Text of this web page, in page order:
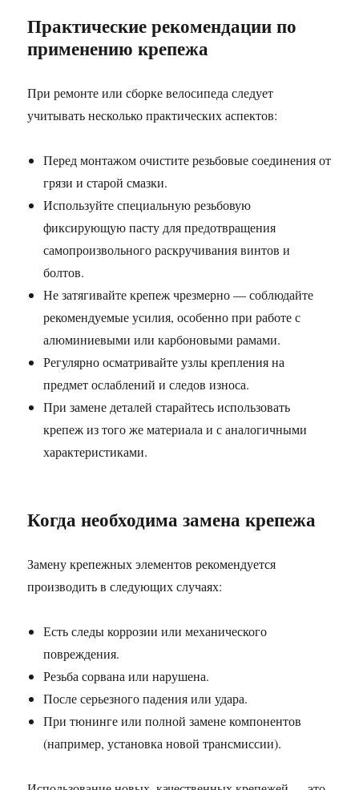
Практические рекомендации по
применению крепежа
При ремонте или сборке велосипеда следует
учитывать несколько практических аспектов:
Перед монтажом очистите резьбовые соединения от
грязи и старой смазки.
Используйте специальную резьбовую
фиксирующую пасту для предотвращения
самопроизвольного раскручивания винтов и
болтов.
Не затягивайте крепеж чрезмерно — соблюдайте
рекомендуемые усилия, особенно при работе с
алюминиевыми или карбоновыми рамами.
Регулярно осматривайте узлы крепления на
предмет ослаблений и следов износа.
При замене деталей старайтесь использовать
крепеж из того же материала и с аналогичными
характеристиками.
Когда необходима замена крепежа
Замену крепежных элементов рекомендуется
производить в следующих случаях:
Есть следы коррозии или механического
повреждения.
Резьба сорвана или нарушена.
После серьезного падения или удара.
При тюнинге или полной замене компонентов
(например, установка новой трансмиссии).